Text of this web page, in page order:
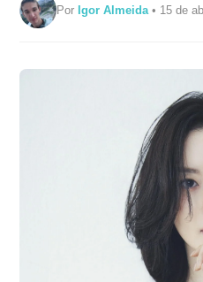
PorIgor Almeida • 15 de